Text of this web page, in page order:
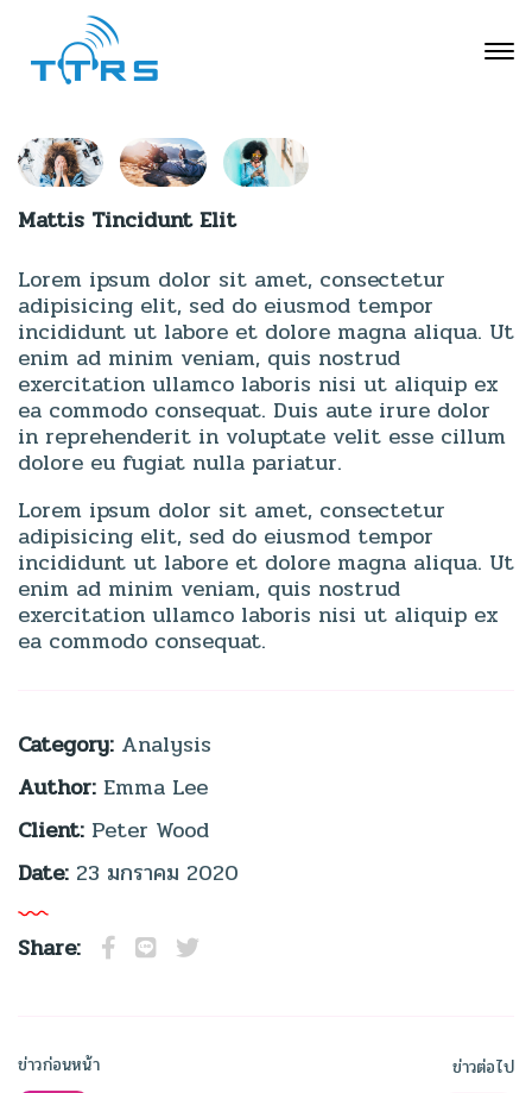
Mattis Tincidunt Elit
Lorem ipsum dolor sit amet, consectetur
adipisicing elit, sed do eiusmod tempor
incididunt ut labore et dolore magna aliqua. Ut
enim ad minim veniam, quis nostrud
exercitation ullamco laboris nisi ut aliquip ex
ea commodo consequat. Duis aute irure dolor
in reprehenderit in voluptate velit esse cillum
dolore eu fugiat nulla pariatur.
Lorem ipsum dolor sit amet, consectetur
adipisicing elit, sed do eiusmod tempor
incididunt ut labore et dolore magna aliqua. Ut
enim ad minim veniam, quis nostrud
exercitation ullamco laboris nisi ut aliquip ex
ea commodo consequat.
Category: Analysis
Author: Emma Lee
Client: Peter Wood
Date: 23 มกราคม 2020
Share:
ข่าวก่อนหน้า ข่าวต่อไป